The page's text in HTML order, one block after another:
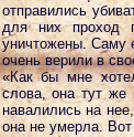
отправились
для них проход
уничтожены. Саму
очень верили в
«Как бы мне
слова, она тут же
навалились на
она не умерла. Вот